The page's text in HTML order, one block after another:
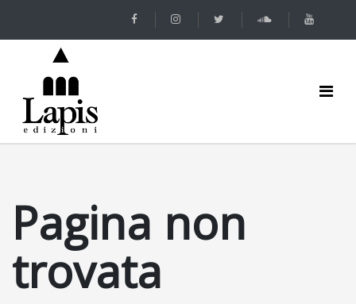
Pagina non
trovata